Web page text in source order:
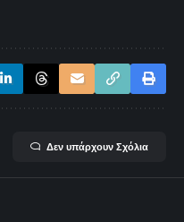
Δεν υπάρχουν Σχόλια